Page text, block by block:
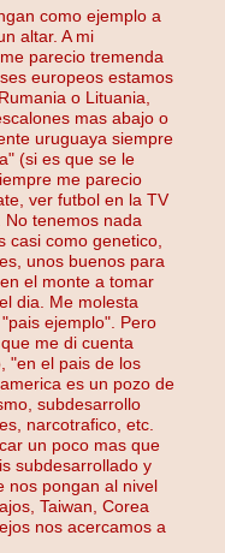
como ejemplo a
altar. A mi
parecio tremenda
europeos estamos
o Lituania,
mas abajo o
uruguaya siempre
(si es que se le
me parecio
ver futbol en la TV
tenemos nada
casi como genetico,
unos buenos para
el monte a tomar
dia. Me molesta
ejemplo". Pero
me di cuenta
"en el pais de los
es un pozo de
subdesarrollo
narcotrafico, etc.
un poco mas que
subdesarrollado y
nos pongan al nivel
Taiwan, Corea
nos acercamos a